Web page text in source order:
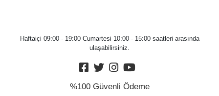
Haftaiçi 09:00 - 19:00 Cumartesi 10:00 - 15:00 saatleri arasında
ulaşabilirsiniz.
%100 Güvenli Ödeme